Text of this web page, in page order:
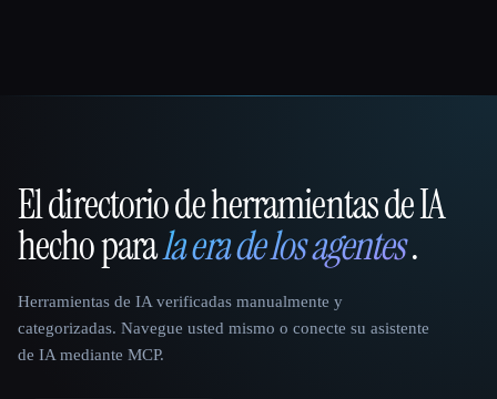
That AI Collection
El directorio de herramientas de IA
hecho parala era de los agentes.
Herramientas de IA verificadas manualmente y
categorizadas. Navegue usted mismo o conecte su asistente
de IA mediante MCP.